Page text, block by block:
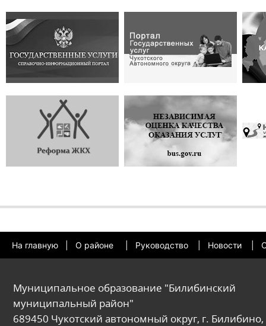
На главную О районе Руководство Новости
Муниципальное образование "Билибинский
муниципальный район"
689450 Чукотский автономный округ, г. Билибино,